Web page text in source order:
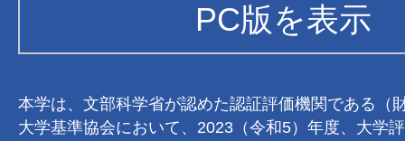
PC版を表示
本学は、文部科学省が認めた認証評価機関である（
大学基準協会において、2023（令和5）年度、大学